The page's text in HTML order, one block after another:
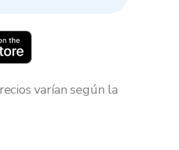
varían según la